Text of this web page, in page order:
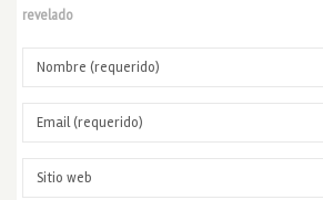
revelado